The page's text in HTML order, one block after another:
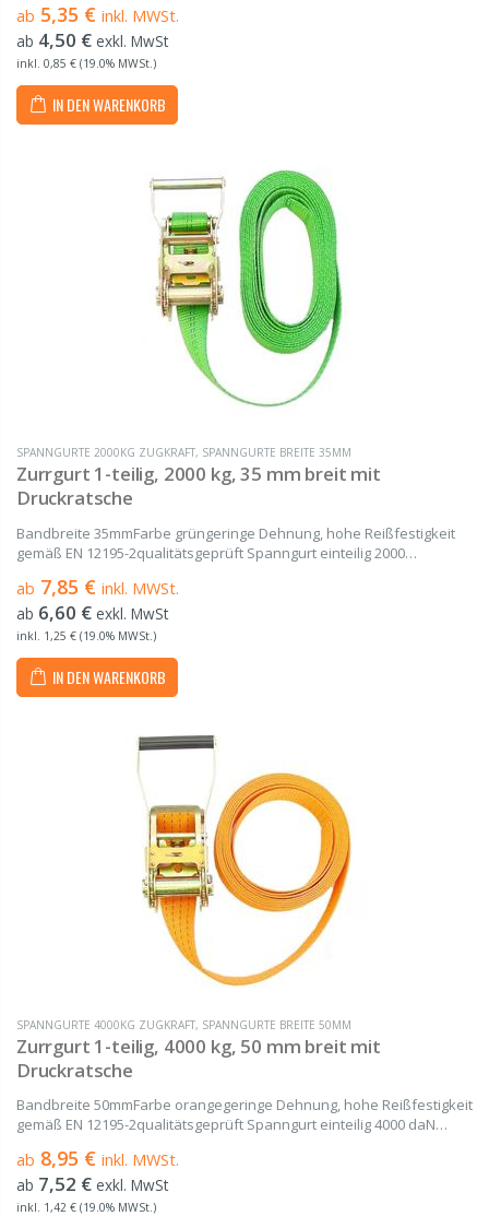
Länge Bestehend aus einem Gurtband und der...
ab 5,35 € inkl. MWSt.
ab 4,50 € exkl. MwSt
inkl. 0,85 € (19.0% MWSt.)
IN DEN WARENKORB
SPANNGURTE 2000KG ZUGKRAFT, SPANNGURTE BREITE 35MM
Zurrgurt 1-teilig, 2000 kg, 35 mm breit mit
Druckratsche
Bandbreite 35mmFarbe grüngeringe Dehnung, hohe Reißfestigkeit
gemäß EN 12195-2qualitätsgeprüft Spanngurt einteilig 2000
Länge Bestehend aus einem Gurtband und dem...
ab 7,85 € inkl. MWSt.
ab 6,60 € exkl. MwSt
inkl. 1,25 € (19.0% MWSt.)
IN DEN WARENKORB
SPANNGURTE 4000KG ZUGKRAFT, SPANNGURTE BREITE 50MM
Zurrgurt 1-teilig, 4000 kg, 50 mm breit mit
Druckratsche
Bandbreite 50mmFarbe orangegeringe Dehnung, hohe Reißfestigkeit
gemäß EN 12195-2qualitätsgeprüft Spanngurt einteilig 4000 daN
Bestehend aus einem Gurtband und...
ab 8,95 € inkl. MWSt.
ab 7,52 € exkl. MwSt
inkl. 1,42 € (19.0% MWSt.)